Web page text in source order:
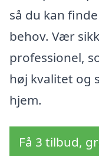
så du kan
behov. Vær
professionel,
høj kvalitet og
hjem.
Få 3 tilbud,